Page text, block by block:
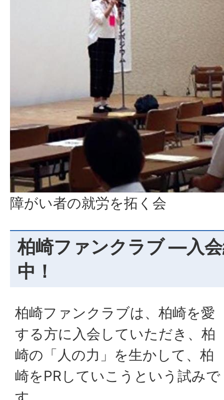
障がい者の就労を拓く会
柏崎ファンクラブ ―入
中！
柏崎ファンクラブは、柏崎を愛
する方に入会していただき、柏
崎の「人の力」を生かして、柏
崎をPRしていこうという試みで